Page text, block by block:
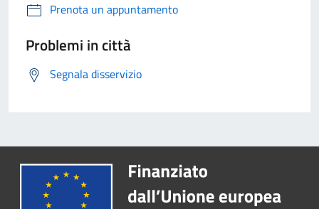
Prenota un appuntamento
Problemi in città
Segnala disservizio